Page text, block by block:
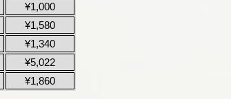
¥1,000
¥1,580
¥1,340
¥5,022
¥1,860